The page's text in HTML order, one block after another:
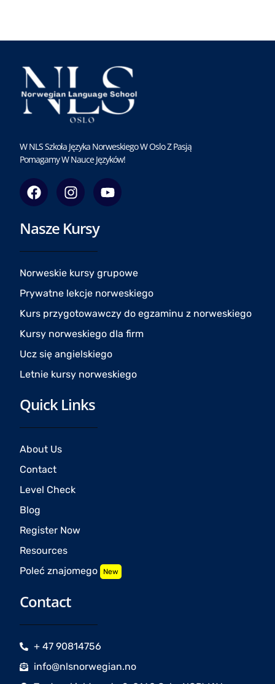
W NLS Szkoła Języka Norweskiego W Oslo Z Pasją
Pomagamy W Nauce Języków!
F
a
e
o
o
I
n
t
g
r
m
Y
o
e
Nasze Kursy
Norweskie kursy grupowe
Prywatne lekcje norweskiego
Kurs przygotowawczy do egzaminu z norweskiego
Kursy norweskiego dla firm
Ucz się angielskiego
Letnie kursy norweskiego
Quick Links
About Us
Contact
Level Check
Blog
Register Now
Resources
Poleć znajomego New
Contact
+ 47 90814756
info@nlsnorwegian.no